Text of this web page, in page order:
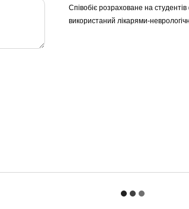
Співобіє розраховане на студентів
використаний лікарями-